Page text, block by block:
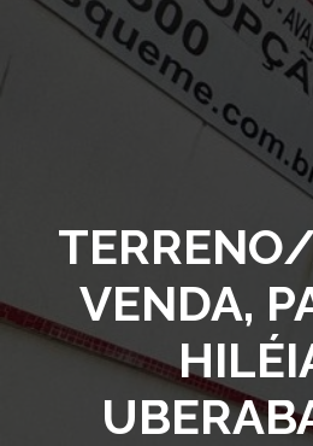
VENDA,